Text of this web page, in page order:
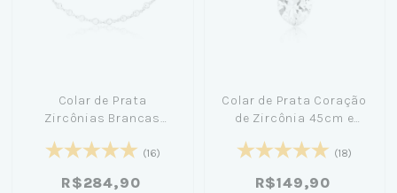
Colar de Prata
Zircônias Brancas
(16)
R$284,90
Colar de Prata Coração
de Zircônia 45cm e
(18)
R$149,90